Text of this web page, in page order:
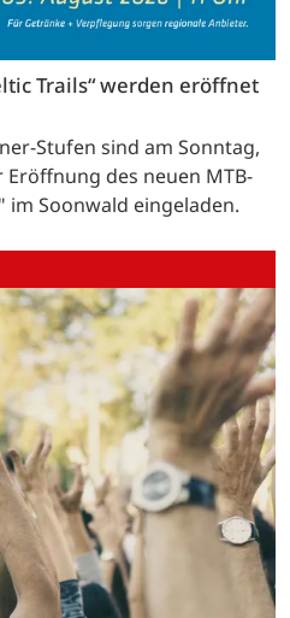
Trails“ werden eröffnet
Stufen sind am Sonntag,
des neuen MTB-
im Soonwald eingeladen.